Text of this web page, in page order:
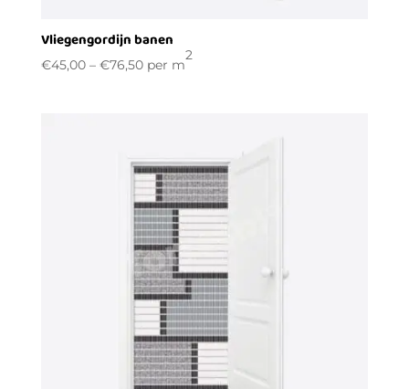
Vliegengordijn banen
€45,00– €76,50per m
2